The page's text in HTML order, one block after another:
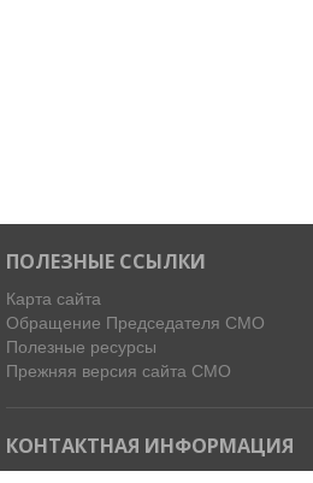
ПОЛЕЗНЫЕ ССЫЛКИ
Карта сайта
Обращение Председателя СМО
Полезные ресурсы
Прежняя версия сайта СМО
КОНТАКТНАЯ ИНФОРМАЦИЯ